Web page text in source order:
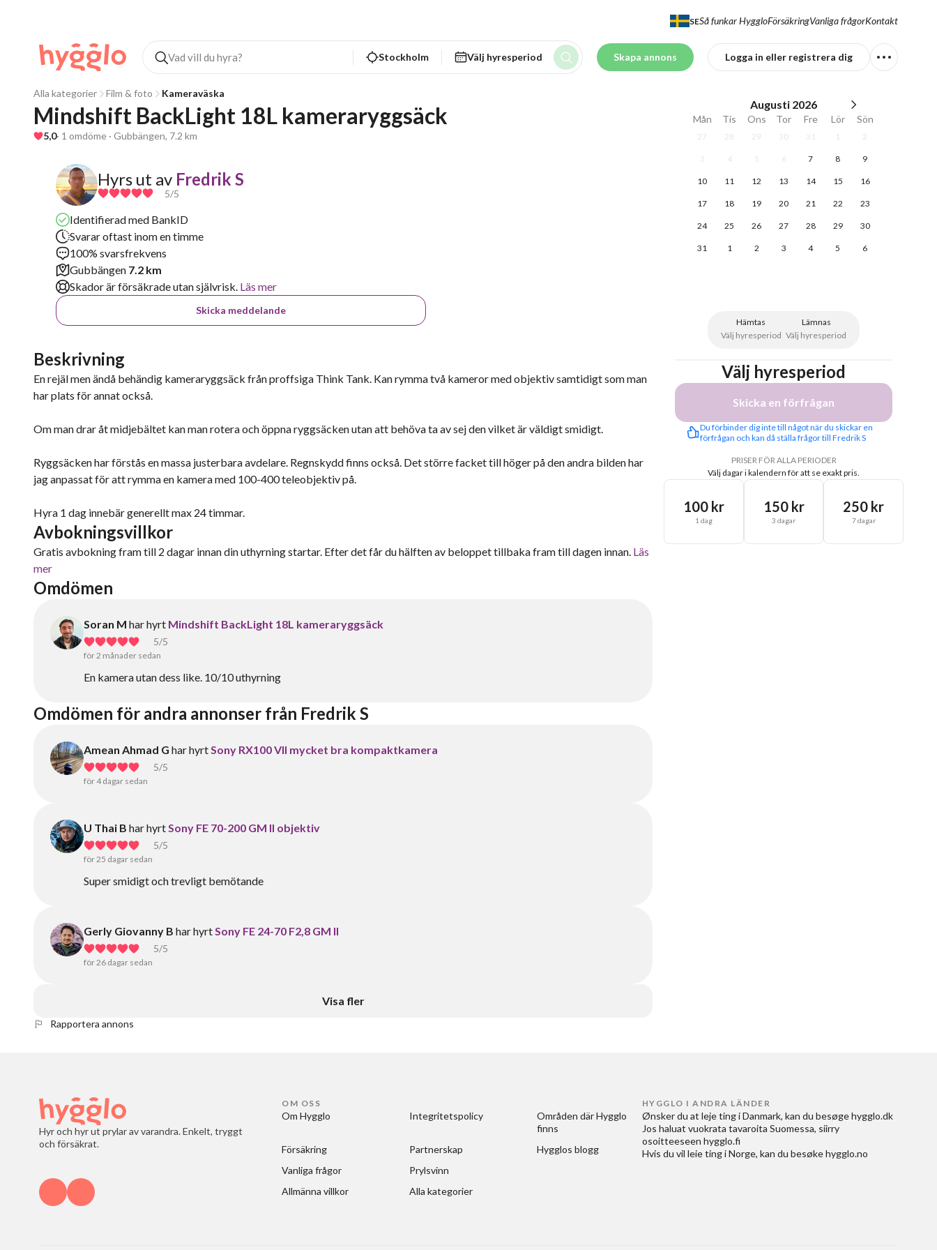
SESå funkar HyggloFörsäkringVanliga frågorKontakt
Stockholm Välj hyresperiod Skapa annons Logga in eller registrera dig
Alla kategorier Film & foto Kameraväska
Mindshift BackLight 18L kameraryggsäck
5,0· 1 omdöme · Gubbängen, 7.2 km
Hyrs ut av Fredrik S
5/5
Identifierad med BankID
Svarar oftast inom en timme
100% svarsfrekvens
Gubbängen 7.2 km
Skador är försäkrade utan självrisk. Läs mer
Skicka meddelande
Beskrivning
En rejäl men ändå behändig kameraryggsäck från proffsiga Think Tank. Kan rymma två kameror med objektiv samtidigt som man
har plats för annat också.
Om man drar åt midjebältet kan man rotera och öppna ryggsäcken utan att behöva ta av sej den vilket är väldigt smidigt.
Ryggsäcken har förstås en massa justerbara avdelare. Regnskydd finns också. Det större facket till höger på den andra bilden har
jag anpassat för att rymma en kamera med 100-400 teleobjektiv på.
Hyra 1 dag innebär generellt max 24 timmar.
Avbokningsvillkor
Gratis avbokning fram till 2 dagar innan din uthyrning startar. Efter det får du hälften av beloppet tillbaka fram till dagen innan. Läs
mer
Omdömen
Soran M har hyrt Mindshift BackLight 18L kameraryggsäck
5/5
för 2 månader sedan
En kamera utan dess like. 10/10 uthyrning
Omdömen för andra annonser från Fredrik S
Amean Ahmad G har hyrtSony RX100 VII mycket bra kompaktkamera
5/5
för 4 dagar sedan
U Thai B har hyrtSony FE 70-200 GM II objektiv
5/5
för 25 dagar sedan
Super smidigt och trevligt bemötande
Gerly Giovanny B har hyrtSony FE 24-70 F2,8 GM II
5/5
för 26 dagar sedan
Visa fler
Augusti 2026
Mån Tis Ons Tor Fre Lör Sön
27 28 29 30 31 1 2
3 4 5 6 7 8 9
10 11 12 13 14 15 16
17 18 19 20 21 22 23
24 25 26 27 28 29 30
31 1 2 3 4 5 6
Hämtas
Välj hyresperiod
Lämnas
Välj hyresperiod
Välj hyresperiod
Skicka en förfrågan
Du förbinder dig inte till något när du skickar en
förfrågan och kan då ställa frågor till Fredrik S
PRISER FÖR ALLA PERIODER
Välj dagar i kalendern för att se exakt pris.
100 kr
1 dag
150 kr
3 dagar
250 kr
7 dagar
Rapportera annons
Hyr och hyr ut prylar av varandra. Enkelt, tryggt
och försäkrat.
OM OSS
Om Hygglo
Försäkring
Vanliga frågor
Allmänna villkor
Integritetspolicy
Partnerskap
Prylsvinn
Alla kategorier
Områden där Hygglo
finns
Hygglos blogg
HYGGLO I ANDRA LÄNDER
Ønsker du at leje ting i Danmark, kan du besøge hygglo.dk
Jos haluat vuokrata tavaroita Suomessa, siirry
osoitteeseen hygglo.fi
Hvis du vil leie ting i Norge, kan du besøke hygglo.no